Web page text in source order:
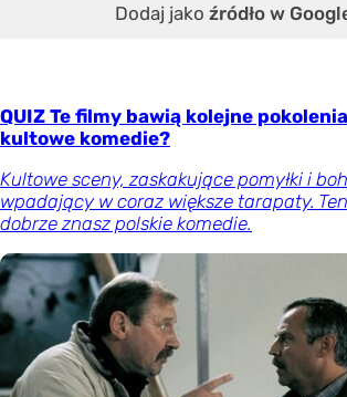
Dodaj jako źródło w
QUIZ Te filmy bawią kolejne
kultowe komedie?
Kultowe sceny, zaskakujące pomyłki i
wpadający w coraz większe tarapaty.
dobrze znasz polskie komedie.